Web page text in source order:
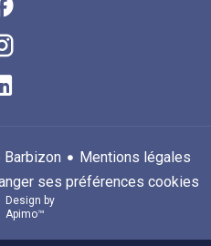
Mentions légales
ses préférences cookies
Design by
Apimo™